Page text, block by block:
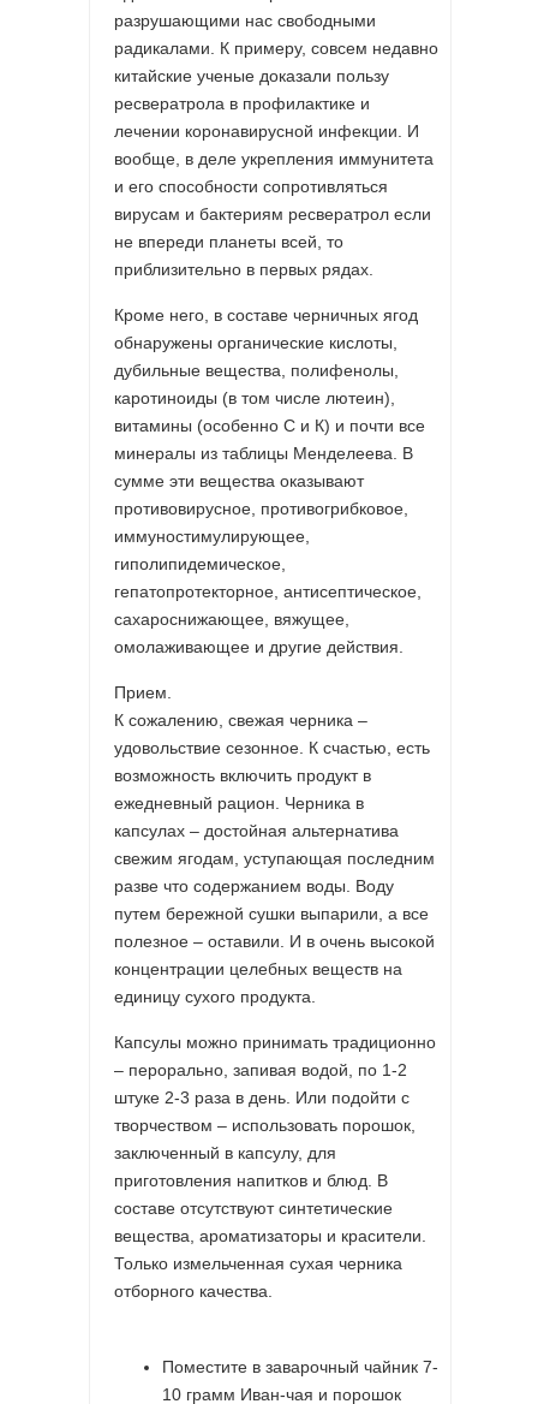
разрушающими нас свободными
радикалами. К примеру, совсем недавно
китайские ученые доказали пользу
ресвератрола в профилактике и
лечении коронавирусной инфекции. И
вообще, в деле укрепления иммунитета
и его способности сопротивляться
вирусам и бактериям ресвератрол если
не впереди планеты всей, то
приблизительно в первых рядах.
Кроме него, в составе черничных ягод
обнаружены органические кислоты,
дубильные вещества, полифенолы,
каротиноиды (в том числе лютеин),
витамины (особенно С и К) и почти все
минералы из таблицы Менделеева. В
сумме эти вещества оказывают
противовирусное, противогрибковое,
иммуностимулирующее,
гиполипидемическое,
гепатопротекторное, антисептическое,
сахароснижающее, вяжущее,
омолаживающее и другие действия.
Прием.
К сожалению, свежая черника –
удовольствие сезонное. К счастью, есть
возможность включить продукт в
ежедневный рацион. Черника в
капсулах – достойная альтернатива
свежим ягодам, уступающая последним
разве что содержанием воды. Воду
путем бережной сушки выпарили, а все
полезное – оставили. И в очень высокой
концентрации целебных веществ на
единицу сухого продукта.
Капсулы можно принимать традиционно
– перорально, запивая водой, по 1-2
штуке 2-3 раза в день. Или подойти с
творчеством – использовать порошок,
заключенный в капсулу, для
приготовления напитков и блюд. В
составе отсутствуют синтетические
вещества, ароматизаторы и красители.
Только измельченная сухая черника
отборного качества.
Поместите в заварочный чайник 7-
10 грамм Иван-чая и порошок